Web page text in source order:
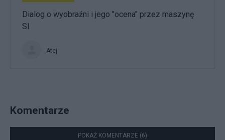
Dialog o wyobraźni i jego "ocena" przez maszynę
SI
Atej
Komentarze
POKAŻ KOMENTARZE (6)